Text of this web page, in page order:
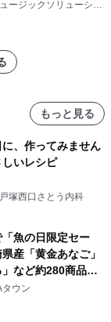
ージックソリューショ
もっと見る
に、作ってみません
いレシピ
塚西口さとう内科
「魚の日限定セー
産「黄金あなご」
など約280商品を
の定例企画～
ウン